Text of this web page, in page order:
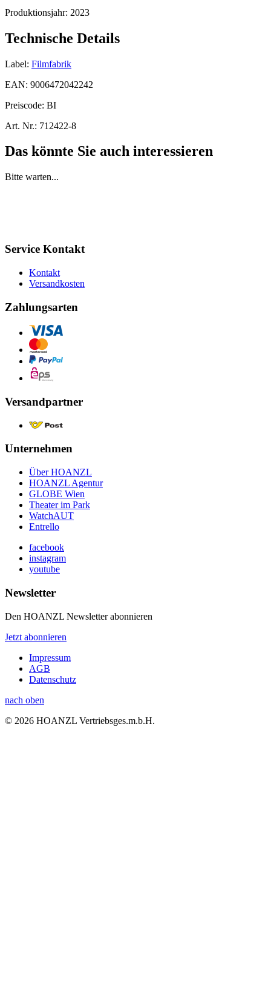
Produktionsjahr: 2023
Technische Details
Label: Filmfabrik
EAN: 9006472042242
Preiscode: BI
Art. Nr.: 712422-8
Das könnte Sie auch interessieren
Bitte warten...
Service Kontakt
Kontakt
Versandkosten
Zahlungsarten
Versandpartner
Unternehmen
Über HOANZL
HOANZL Agentur
GLOBE Wien
Theater im Park
WatchAUT
Entrello
facebook
instagram
youtube
Newsletter
Den HOANZL Newsletter abonnieren
Jetzt abonnieren
Impressum
AGB
Datenschutz
nach oben
© 2026 HOANZL Vertriebsges.m.b.H.